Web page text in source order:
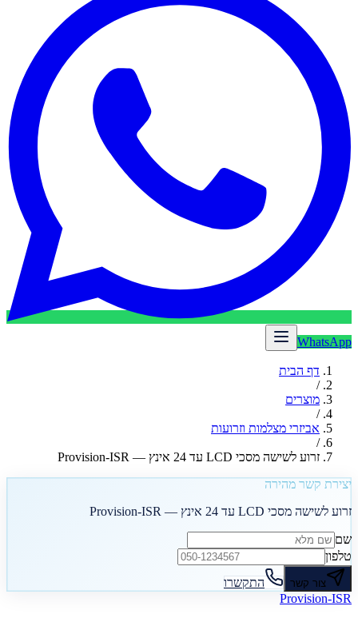
WhatsApp
דף הבית
/
מוצרים
/
אביזרי מצלמות וזרועות
/
זרוע לשישה מסכי LCD עד 24 אינץ — Provision-ISR
יצירת קשר מהירה
זרוע לשישה מסכי LCD עד 24 אינץ — Provision-ISR
שם
טלפון
צור קשר
התקשרו
Provision-ISR